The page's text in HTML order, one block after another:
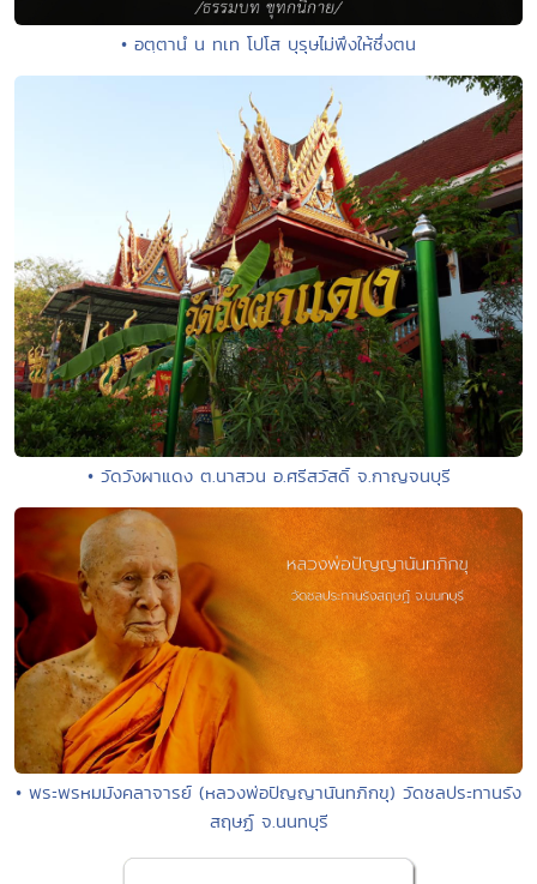
• อตฺตานํ น ทเท โปโส บุรุษไม่พึงให้ซึ่งตน
• วัดวังผาแดง ต.นาสวน อ.ศรีสวัสดิ์ จ.กาญจนบุรี
• พระพรหมมังคลาจารย์ (หลวงพ่อปัญญานันทภิกขุ) วัดชลประทานรัง
สฤษฏ์ จ.นนทบุรี